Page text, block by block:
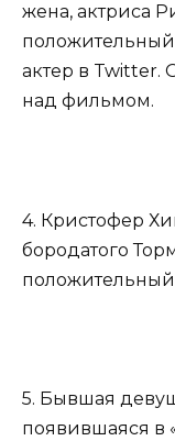
жена, актриса
положительный
актер в Twitter.
над фильмом.
4. Кристофер
бородатого
положительный
5. Бывшая
появившаяся в